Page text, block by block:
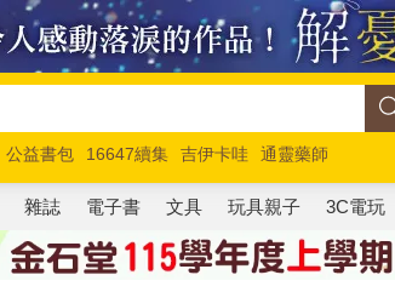
公益書包 16647續集 吉伊卡哇
通靈藥師
馬斯克 玩具總動員5 超慢跑
雜誌 電子書 文具 玩具親子 3C電玩